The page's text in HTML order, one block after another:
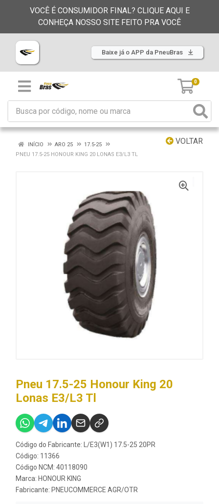
VOCÊ É CONSUMIDOR FINAL? CLIQUE AQUI E
CONHEÇA NOSSO SITE FEITO PRA VOCÊ
Baixe já o APP da PneuBras
0
VOLTAR
INÍCIO ARO 25
17.5-25
PNEU 17.5-25 HONOUR KING 20 LONAS E3/L3 TL
Pneu 17.5-25 Honour King 20
Lonas E3/L3 Tl
Código do Fabricante: L/E3(W1) 17.5-25 20PR
Código: 11366
Código NCM: 40118090
Marca: HONOUR KING
Fabricante: PNEUCOMMERCE AGR/OTR